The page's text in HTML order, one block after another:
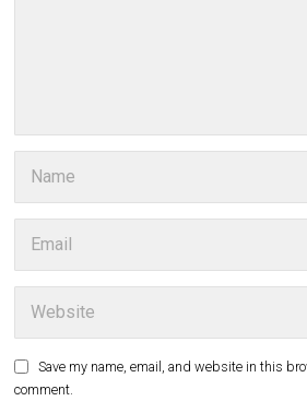
Save my name, email, and website in this
comment.